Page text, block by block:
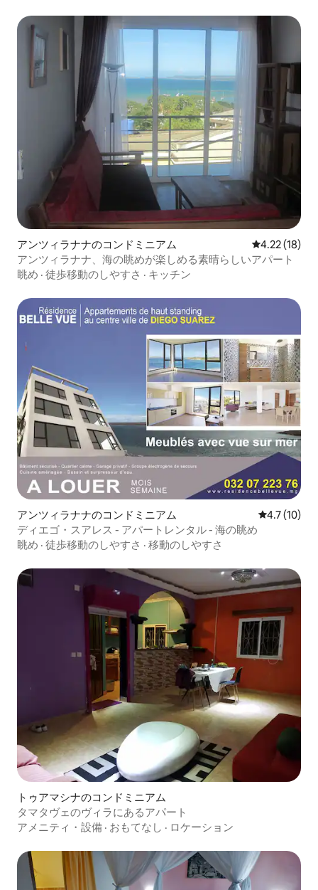
アンツィラナナのコンドミニアム レビュー18
4.22 (18)
アンツィラナナ、海の眺めが楽しめる素晴らしいアパート
眺め · 徒歩移動のしやすさ · キッチン
アンツィラナナのコンドミニアム レビュー10
4.7 (10)
ディエゴ・スアレス - アパートレンタル - 海の眺め
眺め · 徒歩移動のしやすさ · 移動のしやすさ
トゥアマシナのコンドミニアム
タマタヴェのヴィラにあるアパート
アメニティ・設備 · おもてなし · ロケーション